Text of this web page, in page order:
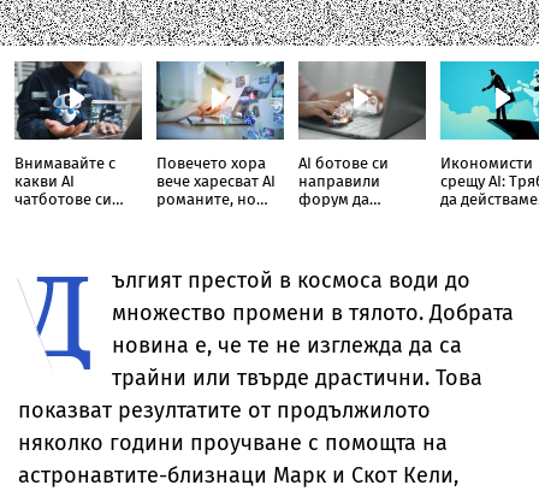
Внимавайте с
какви AI
чатботове си
Повечето хора
вече харесват AI
романите, но
AI ботове си
направили
форум да
Икономисти
срещу AI:
да действаме
Д
ългият престой в космоса води до
множество промени в тялото. Добрата
новина е, че те не изглежда да са
трайни или твърде драстични. Това
показват резултатите от продължилото
няколко години проучване с помощта на
астронавтите-близнаци Марк и Скот Кели,